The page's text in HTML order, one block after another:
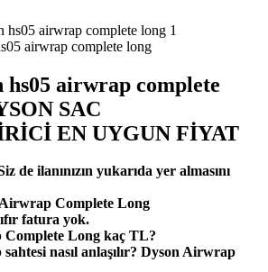
airwrap complete long
hs05 airwrap complete
SAC
EN UYGUN FİYAT
de ilanınızın yukarıda yer almasını
Airwrap Complete Long
fatura yok.
Long kaç TL?
nasıl anlaşılır? Dyson Airwrap